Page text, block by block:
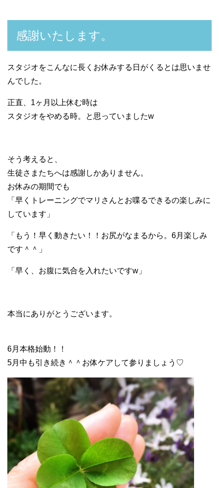
感謝いたします。
スタジオをこんなに長くお休みする日がくるとは思いませ
んでした。
正直、1ヶ月以上休む時は
スタジオをやめる時。と思っていましたw
そう考えると、
生徒さまたちへは感謝しかありません。
お休みの期間でも
「早くトレーニングでマリさんとお喋るできるの楽しみに
しています」
「もう！早く動きたい！！お尻がなまるから。6月楽しみ
です＾＾」
「早く、お腹に気合を入れたいですw」
本当にありがとうございます。
6月本格始動！！
5月中も引き続き＾＾お体ケアして参りましょう♡